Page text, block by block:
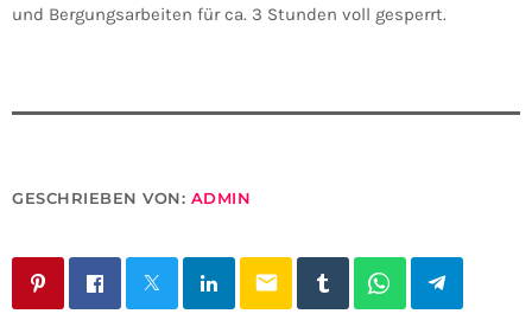
und Bergungsarbeiten für ca. 3 Stunden voll gesperrt.
GESCHRIEBEN VON: ADMIN
email